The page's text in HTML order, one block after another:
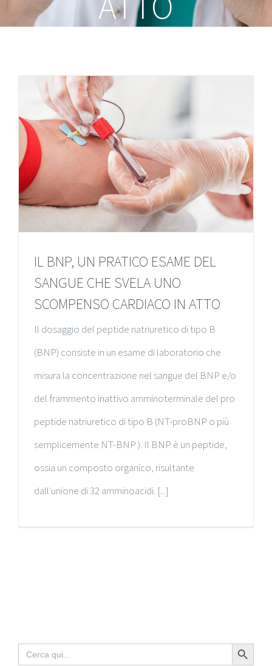
IL BNP, UN PRATICO ESAME DEL
SANGUE CHE SVELA UNO
SCOMPENSO CARDIACO IN ATTO
Il dosaggio del peptide natriuretico di tipo B
(BNP) consiste in un esame di laboratorio che
misura la concentrazione nel sangue del BNP e/o
del frammento inattivo amminoterminale del pro
peptide natriuretico di tipo B (NT-proBNP o più
semplicemente NT-BNP ). Il BNP è un peptide,
ossia un composto organico, risultante
dall'unione di 32 amminoacidi. [...]
Search
for:
Search Button